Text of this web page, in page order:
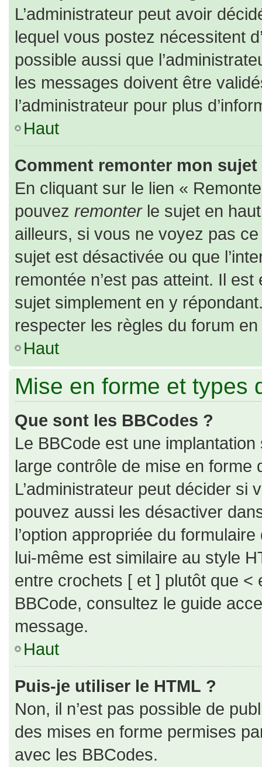
L’administrateur peut avoir
lequel vous postez nécessitent
possible aussi que
les messages doivent être
l’administrateur pour plus
Haut
Comment remonter mon sujet
En cliquant sur le lien «
pouvez remonterle sujet en
ailleurs, si vous ne voyez pas
sujet est désactivée ou que
remontée n’est pas atteint. Il
sujet simplement en y
respecter les règles du forum
Haut
Mise en forme et types
Que sont les BBCodes ?
Le BBCode est une
large contrôle de mise en forme
L’administrateur peut décider
pouvez aussi les désactiver
l’option appropriée du
lui-même est similaire au style
entre crochets [ et ] plutôt que <
BBCode, consultez le guide
message.
Haut
Puis-je utiliser le HTML ?
Non, il n’est pas possible de
des mises en forme permises
avec les BBCodes.